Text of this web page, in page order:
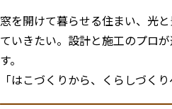
窓を開けて暮らせる住まい、光
ていきたい。設計と施工のプロ
す。
「はこづくりから、くらしづくり